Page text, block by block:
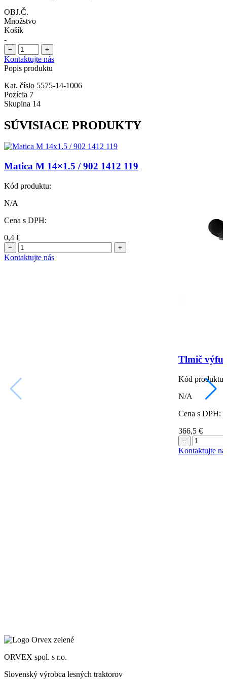
OBJ.Č.
Množstvo
Košík
-
− +
Kontaktujte nás
Popis produktu
Kat. číslo 5575-14-1006
Pozícia 7
Skupina 14
SÚVISIACE PRODUKTY
Matica M 14×1.5 / 902 1412 119
Kód produktu:
N/A
Cena s DPH:
0,4 €
− +
Kontaktujte nás
Tlmič
Kód produktu:
N/A
Cena s DPH:
366,5 €
−
Kontaktujte
ORVEX spol. s r.o.
Slovenský výrobca lesných traktorov